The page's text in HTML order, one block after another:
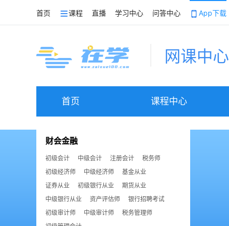
首页 课程 直播 学习中心 问答中心 App下载
网课中心
首页 课程中心
财会金融
初级会计 中级会计 注册会计
税务师
初级经济师
中级经济师
基金从业
证券从业
初级银行从业
期货从业
中级银行从业
资产评估师
银行招聘考试
初级审计师
中级审计师
税务管理师